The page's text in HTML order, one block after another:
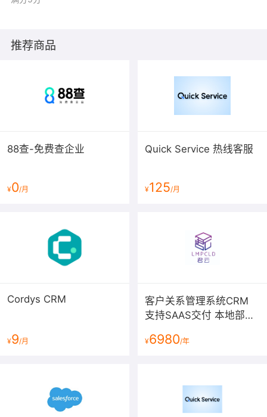
推荐商品
88查-免费查企业
¥0/月
Quick Service 热线客服
¥125/月
Cordys CRM
¥9/月
客户关系管理系统CRM
支持SAAS交付 本地部署
¥6980/年